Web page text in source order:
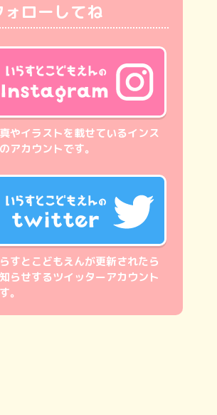
ォローしてね
やイラストを載せているインス
アカウントです。
すとこどもえんが更新されたら
らせするツイッターアカウント
。